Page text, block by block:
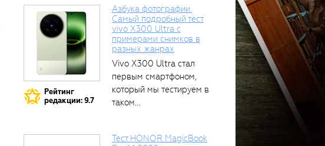
Рейтинг
редакции: 9.7
Азбука фотографии.
Самый подробный тест
vivo X300 Ultra с
примерами снимков в
разных жанрах
Vivo X300 Ultra стал
первым смартфоном,
который мы тестируем в
таком...
Тест HONOR MagicBook